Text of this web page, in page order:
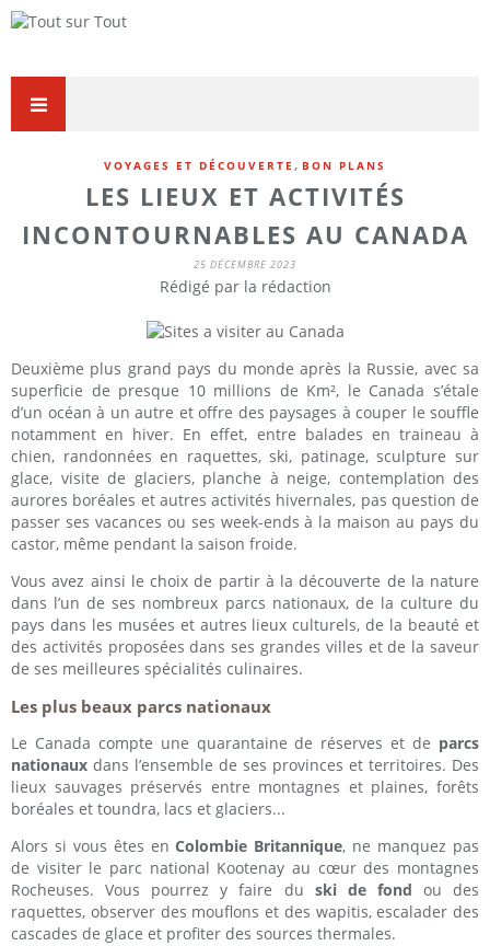
VOYAGES ET DÉCOUVERTE , BON PLANS
LES LIEUX ET ACTIVITÉS
INCONTOURNABLES AU CANADA
25 DÉCEMBRE 2023
Rédigé par la rédaction
Deuxième plus grand pays du monde après la Russie, avec sa
superficie de presque 10 millions de Km², le Canada s’étale
d’un océan à un autre et offre des paysages à couper le souffle
notamment en hiver. En effet, entre balades en traineau à
chien, randonnées en raquettes, ski, patinage, sculpture sur
glace, visite de glaciers, planche à neige, contemplation des
aurores boréales et autres activités hivernales, pas question de
passer ses vacances ou ses week-ends à la maison au pays du
castor, même pendant la saison froide.
Vous avez ainsi le choix de partir à la découverte de la nature
dans l’un de ses nombreux parcs nationaux, de la culture du
pays dans les musées et autres lieux culturels, de la beauté et
des activités proposées dans ses grandes villes et de la saveur
de ses meilleures spécialités culinaires.
Les plus beaux parcs nationaux
Le Canada compte une quarantaine de réserves et de parcs
nationaux dans l’ensemble de ses provinces et territoires. Des
lieux sauvages préservés entre montagnes et plaines, forêts
boréales et toundra, lacs et glaciers...
Alors si vous êtes enColombie Britannique, ne manquez pas
de visiter le parc national Kootenay au cœur des montagnes
Rocheuses. Vous pourrez y faire du ski de fond ou des
raquettes, observer des mouflons et des wapitis, escalader des
cascades de glace et profiter des sources thermales.